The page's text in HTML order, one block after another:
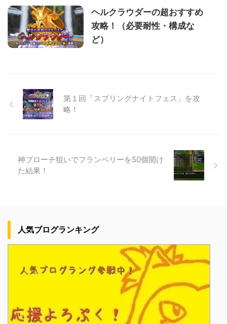
ヘルクラウダーの超おすすめ
攻略！（必要耐性・構成な
ど）
第１回「スプリングナイトフェス」を攻
略！
神ブローチ狙いでフランベリーを50個開け
た結果！
人気ブログランキング